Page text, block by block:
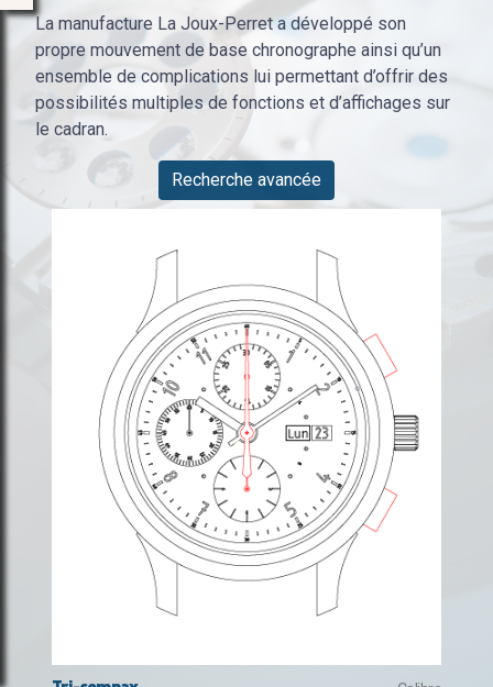
La manufacture La Joux-Perret a développé son
propre mouvement de base chronographe ainsi qu’un
ensemble de complications lui permettant d’offrir des
possibilités multiples de fonctions et d’affichages sur
le cadran.
Recherche avancée